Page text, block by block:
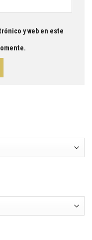
y web en este